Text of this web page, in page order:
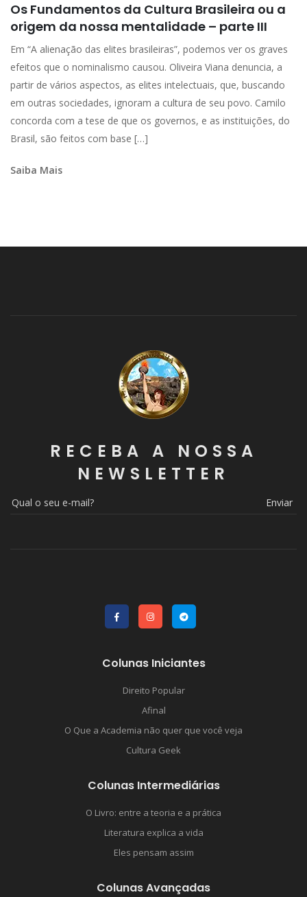
Os Fundamentos da Cultura Brasileira ou a
origem da nossa mentalidade – parte III
Em “A alienação das elites brasileiras”, podemos ver os graves
efeitos que o nominalismo causou. Oliveira Viana denuncia, a
partir de vários aspectos, as elites intelectuais, que, buscando
em outras sociedades, ignoram a cultura de seu povo. Camilo
concorda com a tese de que os governos, e as instituições, do
Brasil, são feitos com base […]
Saiba Mais
RECEBA A NOSSA
NEWSLETTER
Enviar
Colunas Iniciantes
Direito Popular
Afinal
O Que a Academia não quer que você veja
Cultura Geek
Colunas Intermediárias
O Livro: entre a teoria e a prática
Literatura explica a vida
Eles pensam assim
Colunas Avançadas